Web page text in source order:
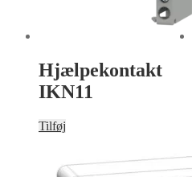
Hjælpekontakt
IKN11
Tilføj